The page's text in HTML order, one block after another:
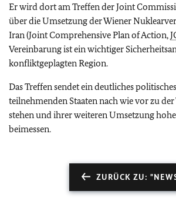
Er wird dort am Treffen derJoint
über die Umsetzung der Wiener
Iran (Joint Comprehensive Plan of Action,
Vereinbarung ist ein wichtiger
konfliktgeplagten Region.
Das Treffen sendet ein deutliches
teilnehmenden Staaten nach wie vor zu
stehen und ihrer weiteren Umsetzung
beimessen.
ZURÜCK ZU: